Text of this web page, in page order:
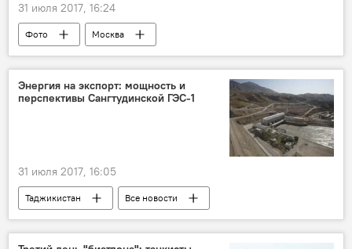
31 июля 2017, 16:24
Фото
Москва
смешанные боевые искусства
самбо
Россия
Таджикистан
единоборства
Энергия на экспорт: мощность и
перспективы Сангтудинской ГЭС-1
31 июля 2017, 16:05
Таджикистан Все новости